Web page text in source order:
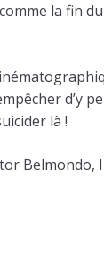
la fin
d’y
là !